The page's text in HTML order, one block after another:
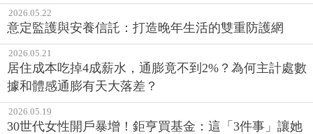
2026.05.22
意定監護與安養信託：打造晚年生活的雙重防護網
2026.05.21
居住成本吃掉4成薪水，通膨竟不到2%？為何主計處數
據和體感通膨有天大落差？
2026.05.19
30世代女性開戶暴增！鉅亨買基金：這「3件事」讓她